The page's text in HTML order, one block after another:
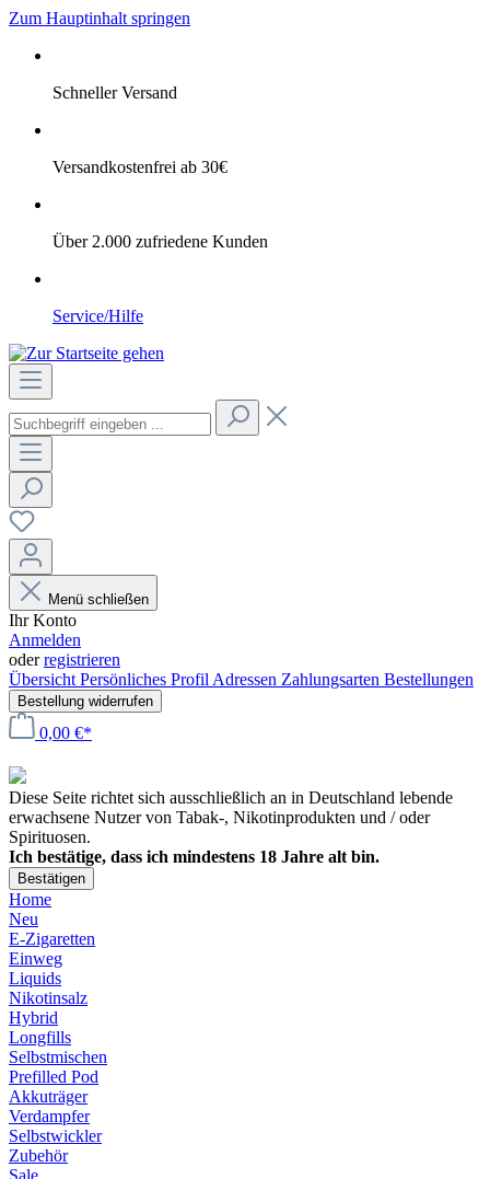
Zum Hauptinhalt springen
Schneller Versand
Versandkostenfrei ab 30€
Über 2.000 zufriedene Kunden
Service/Hilfe
Menü schließen
Ihr Konto
Anmelden
oderregistrieren
Übersicht Persönliches Profil Adressen Zahlungsarten Bestellungen
Bestellung widerrufen
0,00 €*
Diese Seite richtet sich ausschließlich an in Deutschland lebende
erwachsene Nutzer von Tabak-, Nikotinprodukten und / oder
Spirituosen.
Ich bestätige, dass ich mindestens 18 Jahre alt bin.
Bestätigen
Home
Neu
E-Zigaretten
Einweg
Liquids
Nikotinsalz
Hybrid
Longfills
Selbstmischen
Prefilled Pod
Akkuträger
Verdampfer
Selbstwickler
Zubehör